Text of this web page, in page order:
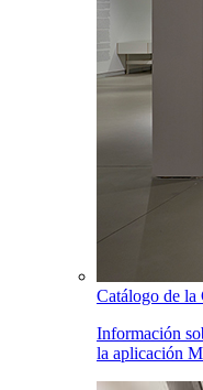
Catálogo de la
Información
la aplicación